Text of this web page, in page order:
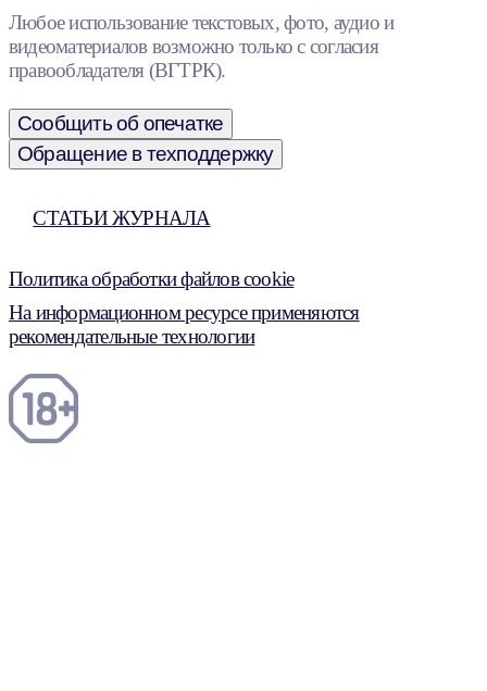
Любое использование текстовых, фото, аудио и
видеоматериалов возможно только с согласия
правообладателя (ВГТРК).
Сообщить об опечатке
Обращение в техподдержку
СТАТЬИ ЖУРНАЛА
Политика обработки файлов cookie
На информационном ресурсе применяются
рекомендательные технологии